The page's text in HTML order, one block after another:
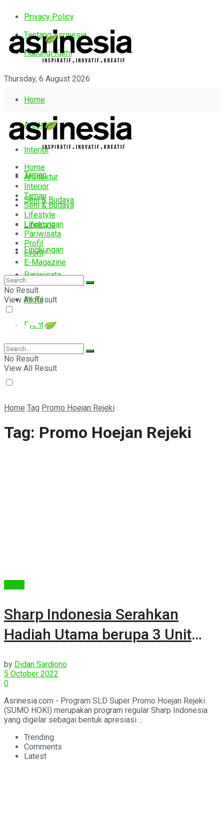
Privacy Policy
Tentang Asrinesia
Hubungi Kami
Thursday, 6 August 2026
Home
Arsitektur
Interior
Taman
Seni & Budaya
Lifestyle
Lingkungan
Pariwisata
Profil
Event
E-Magazine
Home
Arsitektur
Interior
Taman
Seni & Budaya
Lifestyle
Lingkungan
Pariwisata
Profil
Event
E-Magazine
No Result
View All Result
No Result
View All Result
Home Tag Promo Hoejan Rejeki
Tag: Promo Hoejan Rejeki
Sharp Indonesia Serahkan
Hadiah Utama berupa 3 Unit
by Didan Sardjono
5 October 2022
0
Asrinesia.com - Program SLD Super Promo Hoejan Rejeki
(SUMO HOKI) merupakan program regular Sharp Indonesia
yang digelar sebagai bentuk apresiasi ...
Trending
Comments
Latest